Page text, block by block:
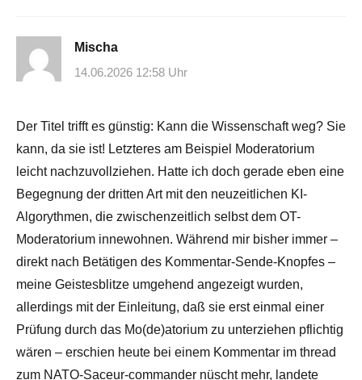
Mischa
14.06.2026 12:58 Uhr
Der Titel trifft es günstig: Kann die Wissenschaft weg? Sie
kann, da sie ist! Letzteres am Beispiel Moderatorium
leicht nachzuvollziehen. Hatte ich doch gerade eben eine
Begegnung der dritten Art mit den neuzeitlichen KI-
Algorythmen, die zwischenzeitlich selbst dem OT-
Moderatorium innewohnen. Während mir bisher immer –
direkt nach Betätigen des Kommentar-Sende-Knopfes –
meine Geistesblitze umgehend angezeigt wurden,
allerdings mit der Einleitung, daß sie erst einmal einer
Prüfung durch das Mo(de)atorium zu unterziehen pflichtig
wären – erschien heute bei einem Kommentar im thread
zum NATO-Saceur-commander nüscht mehr, landete